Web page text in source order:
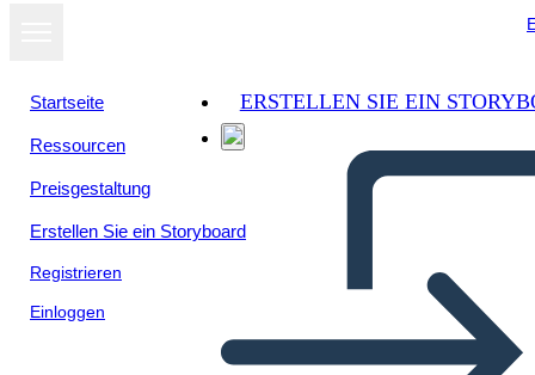
Startseite
Ressourcen
Preisgestaltung
Erstellen Sie ein Storyboard
Registrieren
Einloggen
ERSTELLEN SIE EIN